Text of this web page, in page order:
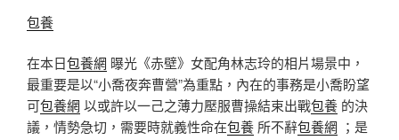
包養
在本日包養網 曝光《赤壁》女配角林志玲的相片場景中，
最重要是以“小喬夜奔曹營”為重點，內在的事務是小喬盼望
可包養網 以或許以一己之薄力壓服曹操結束出戰包養 的決
議，情勢急切，需要時就義性命在包養 所不辭包養網 ；是